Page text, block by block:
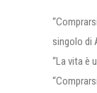
singolo di
“La vita è